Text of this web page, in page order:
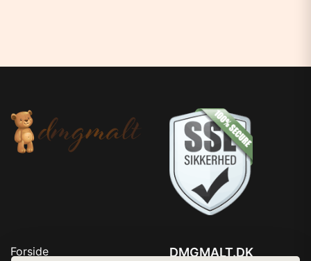
Forside DMGMALT.DK